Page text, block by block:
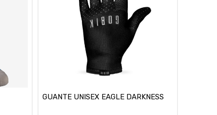
GUANTE UNISEX EAGLE DARKNESS